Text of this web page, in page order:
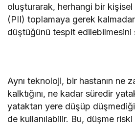
oluşturarak, herhangi bir kişisel
(PII) toplamaya gerek
düştüğünü tespit edilebilmesini
Aynı teknoloji, bir hastanın ne
kalktığını, ne kadar süredir
yataktan yere düşüp
de kullanılabilir. Bu, düşme